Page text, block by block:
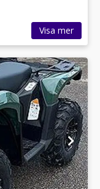
Visa mer